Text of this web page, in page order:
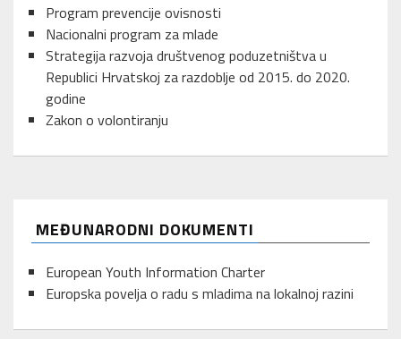
Program prevencije ovisnosti
Nacionalni program za mlade
Strategija razvoja društvenog poduzetništva u
Republici Hrvatskoj za razdoblje od 2015. do 2020.
godine
Zakon o volontiranju
MEĐUNARODNI DOKUMENTI
European Youth Information Charter
Europska povelja o radu s mladima na lokalnoj razini